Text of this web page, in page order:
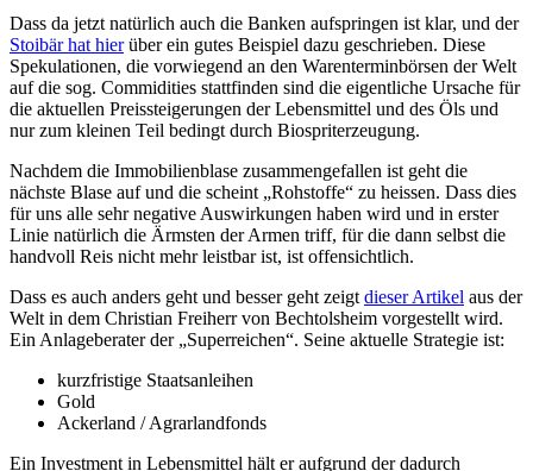
Dass da jetzt natürlich auch die Banken aufspringen ist klar, und der
Stoibär hat hierüber ein gutes Beispiel dazu geschrieben. Diese
Spekulationen, die vorwiegend an den Warenterminbörsen der Welt
auf die sog. Commidities stattfinden sind die eigentliche Ursache für
die aktuellen Preissteigerungen der Lebensmittel und des Öls und
nur zum kleinen Teil bedingt durch Biospriterzeugung.
Nachdem die Immobilienblase zusammengefallen ist geht die
nächste Blase auf und die scheint „Rohstoffe“ zu heissen. Dass dies
für uns alle sehr negative Auswirkungen haben wird und in erster
Linie natürlich die Ärmsten der Armen triff, für die dann selbst die
handvoll Reis nicht mehr leistbar ist, ist offensichtlich.
Dass es auch anders geht und besser geht zeigt dieser Artikel aus der
Welt in dem Christian Freiherr von Bechtolsheim vorgestellt wird.
Ein Anlageberater der „Superreichen“. Seine aktuelle Strategie ist:
kurzfristige Staatsanleihen
Gold
Ackerland / Agrarlandfonds
Ein Investment in Lebensmittel hält er aufgrund der dadurch